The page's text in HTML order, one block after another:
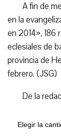
A fin de
en la
en 2014», 186
eclesiales de
provincia de
febrero. (JSG)
De la